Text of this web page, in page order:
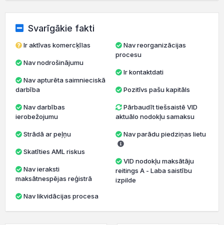
Svarīgākie fakti
Ir aktīvas komercķīlas
Nav nodrošinājumu
darbība
ierobežojumu
Strādā ar peļņu
Skatīties AML riskus
maksātnespējas reģistrā
Nav likvidācijas procesa
Nav reorganizācijas
procesu
Ir kontaktdati
Pozitīvs pašu kapitāls
Pārbaudīt tiešsaistē VID
aktuālo nodokļu samaksu
Nav parādu piedziņas lietu
VID nodokļu maksātāju
reitings A - Laba saistību
izpilde